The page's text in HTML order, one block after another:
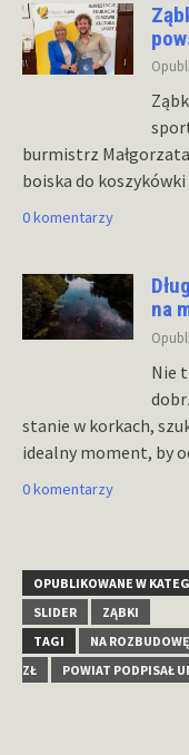
burmistrz
boiska do koszykówki
0 komentarzy
na
Nie
stanie w korkach,
idealny moment, by
0 komentarzy
OPUBLIKOWANE W
SLIDER
ZĄBKI
TAGI
NA ROZBUDOWĘ
ZŁ
POWIAT PODPISAŁ